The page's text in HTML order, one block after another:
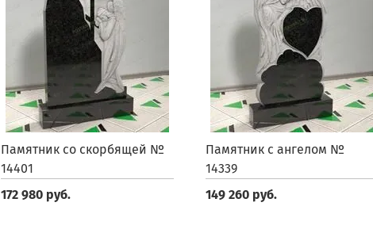
Памятник со скорбящей №
14401
172 980 руб.
Памятник с ангелом №
14339
149 260 руб.